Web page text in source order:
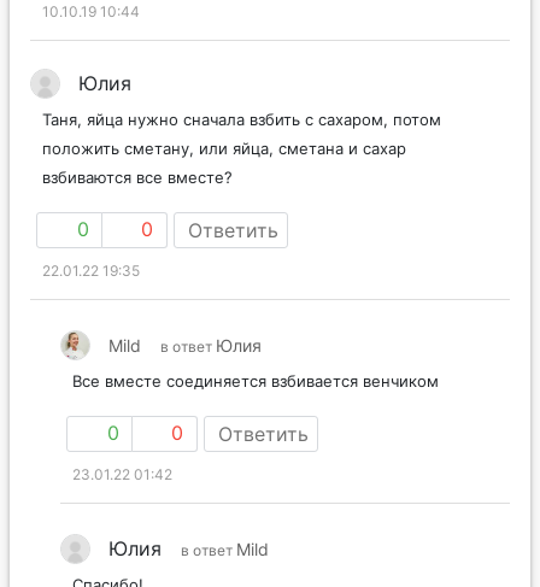
10.10.19 10:44
Юлия
Таня, яйца нужно сначала взбить с сахаром, потом
положить сметану, или яйца, сметана и сахар
взбиваются все вместе?
0 0 Ответить
22.01.22 19:35
Mild в ответ Юлия
Все вместе соединяется взбивается венчиком
0 0 Ответить
23.01.22 01:42
Юлия в ответ Mild